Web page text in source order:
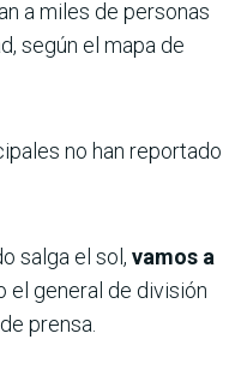
a miles de personas
según el mapa de
no han reportado
salga el sol, vamos a
el general de división
prensa.